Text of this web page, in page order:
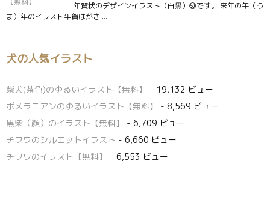
年賀状のデザインイラスト（白黒）㊿です。 来年の午（う
ま）年のイラスト年賀はがき ...
犬の人気イラスト
柴犬(茶色)のゆるいイラスト【無料】
- 19,132 ビュー
ポメラニアンのゆるいイラスト【無料】
- 8,569 ビュー
黒柴（顔）のイラスト【無料】
- 6,709 ビュー
チワワのシルエットイラスト - 6,660 ビュー
チワワのイラスト【無料】
- 6,553 ビュー